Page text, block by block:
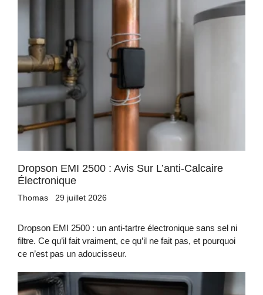
Dropson EMI 2500 : Avis Sur L’anti-Calcaire
Électronique
Thomas 29 juillet 2026
Dropson EMI 2500 : un anti-tartre électronique sans sel ni
filtre. Ce qu’il fait vraiment, ce qu’il ne fait pas, et pourquoi
ce n’est pas un adoucisseur.